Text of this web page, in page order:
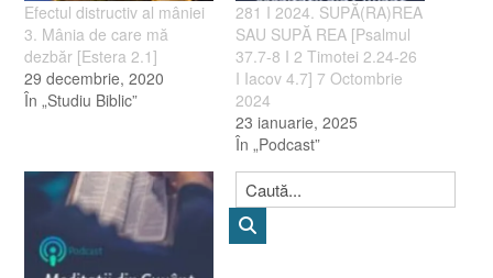
Efectul distructiv al mâniei
3. Mânia de care mă
dezbăr [Estera 2.1]
29 decembrie, 2020
În „Studiu Biblic”
281 I 2024. SUPĂ(RA)REA
SAU SUPĂ REA [Psalmul
37.7-8 I 2 Timotei 2.24-26
I Iacov 4.7] 7 Octombrie
2024
23 ianuarie, 2025
În „Podcast”